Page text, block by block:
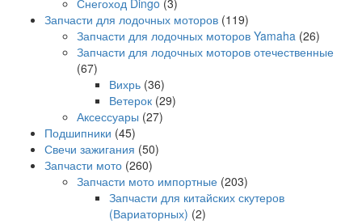
Снегоход Dingo (3)
Запчасти для лодочных моторов (119)
Запчасти для лодочных моторов Yamaha (26)
Запчасти для лодочных моторов отечественные
(67)
Вихрь (36)
Ветерок (29)
Аксессуары (27)
Подшипники (45)
Свечи зажигания (50)
Запчасти мото (260)
Запчасти мото импортные (203)
Запчасти для китайских скутеров
(Вариаторных) (2)